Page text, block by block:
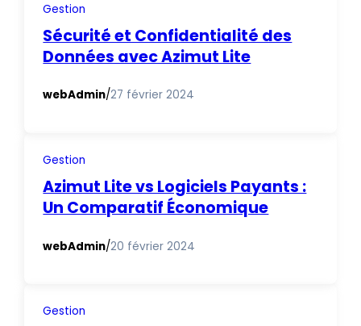
Gestion
Sécurité et Confidentialité des
Données avec Azimut Lite
webAdmin/27 février 2024
Gestion
Azimut Lite vs Logiciels Payants :
Un Comparatif Économique
webAdmin/20 février 2024
Gestion